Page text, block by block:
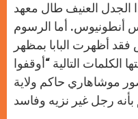
الجدل العنيف طال معهد
أنطونيوس. أما الرسوم
أظهرت البابا بمظهر
التالية “أوقفوا
موشاهاري حاكم ولاية